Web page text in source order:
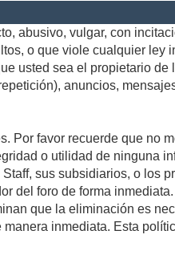
abusivo, vulgar, con
o que viole cualquier ley
usted sea el propietario de
anuncios,
Por favor recuerde que no
o utilidad de ninguna
sus subsidiarios, o los
del foro de forma
que la eliminación es
inmediata. Esta